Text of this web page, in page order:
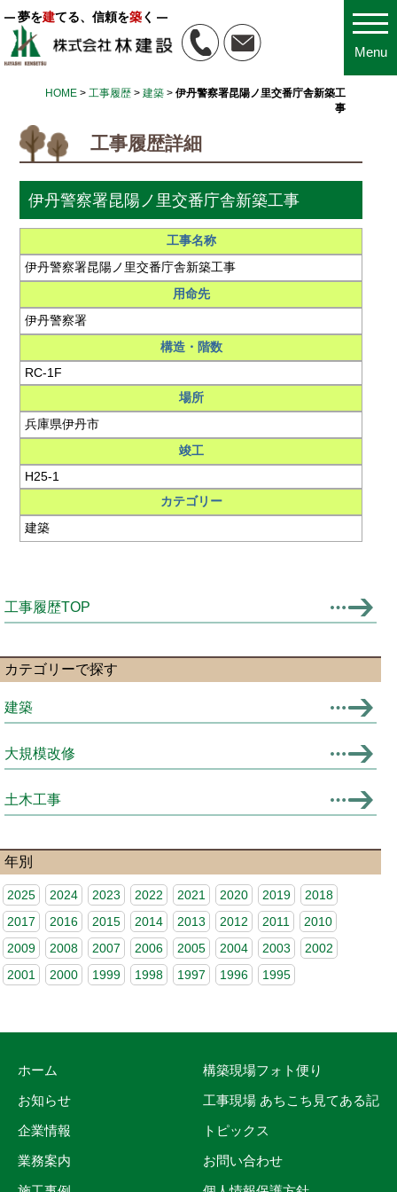
Menu
夢を建てる、信頼を築く
HOME >工事履歴 >建築 >伊丹警察署昆陽ノ里交番庁舎新築工
事
工事履歴詳細
伊丹警察署昆陽ノ里交番庁舎新築工事
工事名称
伊丹警察署昆陽ノ里交番庁舎新築工事
用命先
伊丹警察署
構造・階数
RC-1F
場所
兵庫県伊丹市
竣工
H25-1
カテゴリー
建築
工事履歴TOP
カテゴリーで探す
建築
大規模改修
土木工事
年別
2025 2024 2023 2022 2021 2020 2019
2018
2017
2016 2015 2014 2013 2012 2011
2010
2009
2008 2007 2006 2005 2004 2003
2002
2001
2000 1999 1998 1997 1996 1995
ホーム
お知らせ
企業情報
業務案内
構築現場フォト便り
工事現場 あちこち見てある記
トピックス
お問い合わせ